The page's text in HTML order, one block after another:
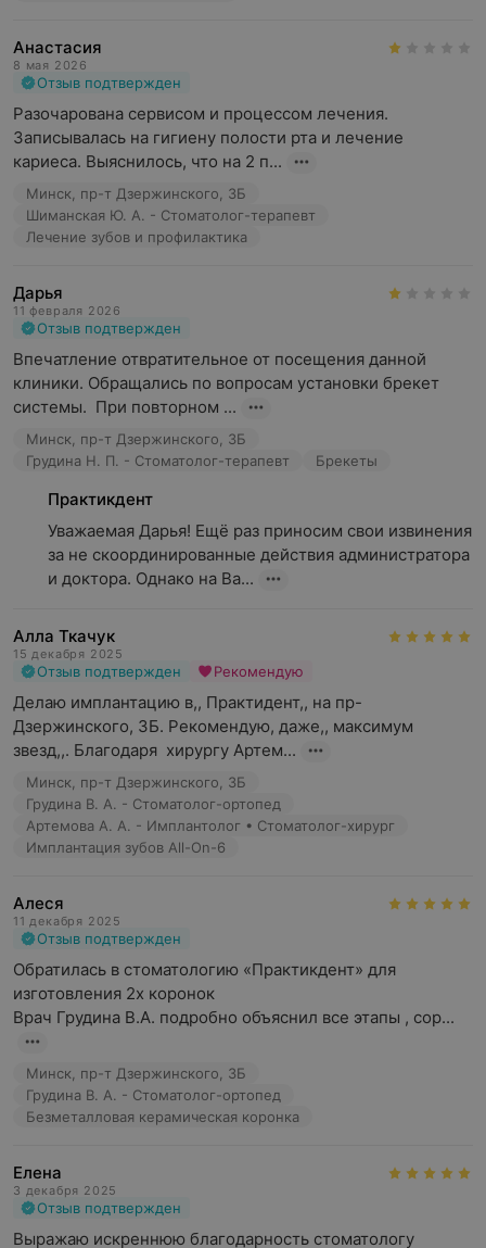
Анастасия
8 мая 2026
Отзыв подтвержден
Разочарована сервисом и процессом лечения.
Записывалась на гигиену полости рта и лечение
кариеса. Выяснилось, что на 2 п...
Минск, пр-т Дзержинского, 3Б
Шиманская Ю. А. - Стоматолог-терапевт
Лечение зубов и профилактика
Дарья
11 февраля 2026
Отзыв подтвержден
Впечатление отвратительное от посещения данной
клиники. Обращались по вопросам установки брекет
системы.  При повторном ...
Минск, пр-т Дзержинского, 3Б
Грудина Н. П. - Стоматолог-терапевт
Брекеты
Практикдент
Уважаемая Дарья! Ещё раз приносим свои извинения
за не скоординированные действия администратора
и доктора. Однако на Ва...
Алла Ткачук
15 декабря 2025
Отзыв подтвержден Рекомендую
Делаю имплантацию в,, Практидент,, на пр-
Дзержинского, 3Б. Рекомендую, даже,, максимум
звезд,,. Благодаря  хирургу Артем...
Минск, пр-т Дзержинского, 3Б
Грудина В. А. - Стоматолог-ортопед
Артемова А. А. - Имплантолог • Стоматолог-хирург
Имплантация зубов All-On-6
Алеся
11 декабря 2025
Отзыв подтвержден
Обратилась в стоматологию «Практикдент» для
изготовления 2х коронок
Врач Грудина В.А. подробно объяснил все этапы , сор...
Минск, пр-т Дзержинского, 3Б
Грудина В. А. - Стоматолог-ортопед
Безметалловая керамическая коронка
Елена
3 декабря 2025
Отзыв подтвержден
Выражаю искреннюю благодарность стоматологу